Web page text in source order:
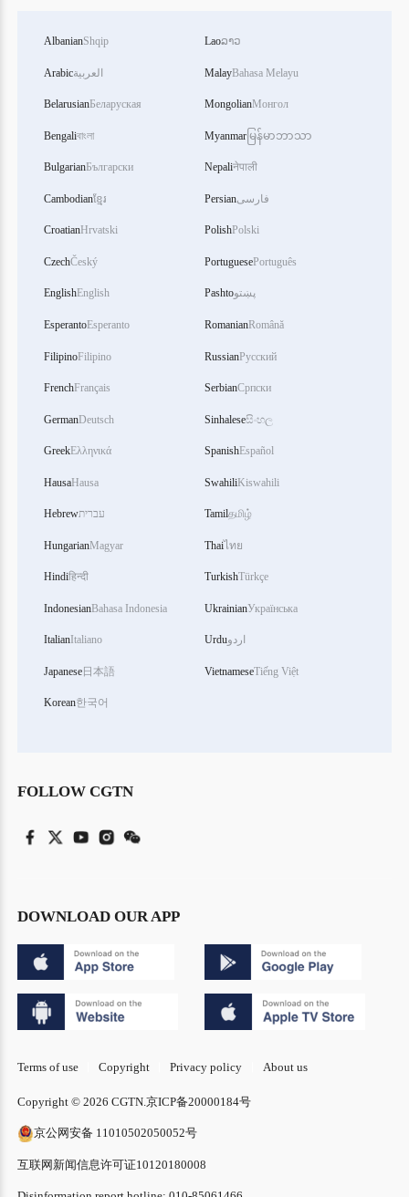
AlbanianShqip
Arabicالعربية
BelarusianБеларуская
Bengaliবাংলা
BulgarianБългарски
Cambodianខ្មែរ
CroatianHrvatski
CzechČeský
EnglishEnglish
EsperantoEsperanto
FilipinoFilipino
FrenchFrançais
GermanDeutsch
GreekΕλληνικά
HausaHausa
Hebrewעברית
HungarianMagyar
Hindiहिन्दी
IndonesianBahasa Indonesia
ItalianItaliano
Japanese日本語
Korean한국어
Laoລາວ
MalayBahasa Melayu
MongolianМонгол
Myanmar မြန်မာဘာသာ
Nepaliनेपाली
Persianفارسی
PolishPolski
PortuguesePortuguês
Pashtoپښتو
RomanianRomână
RussianРусский
SerbianСрпски
Sinhaleseසිංහල
SpanishEspañol
SwahiliKiswahili
Tamilதமிழ்
Thaiไทย
TurkishTürkçe
UkrainianУкраїнська
Urduاردو
VietnameseTiếng Việt
FOLLOW CGTN
DOWNLOAD OUR APP
Terms of use Copyright Privacy policy About us
Copyright © 2026 CGTN. 京ICP备20000184号
京公网安备 11010502050052号
互联网新闻信息许可证10120180008